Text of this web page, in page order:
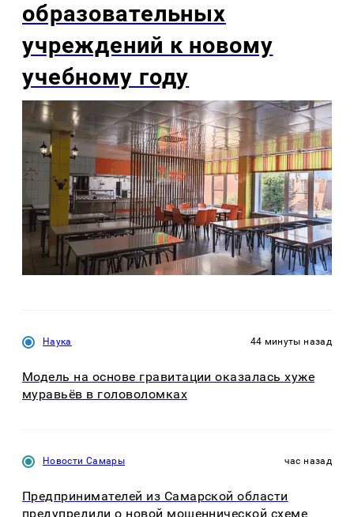
образовательных
учреждений к новому
учебному году
Наука 44 минуты назад
Модель на основе гравитации оказалась хуже
муравьёв в головоломках
Новости Самары час назад
Предпринимателей из Самарской области
предупредили о новой мошеннической схеме